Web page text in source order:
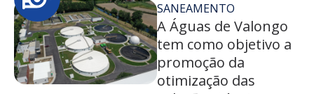
SANEAMENTO
A Águas de Valongo
tem como objetivo a
promoção da
otimização das